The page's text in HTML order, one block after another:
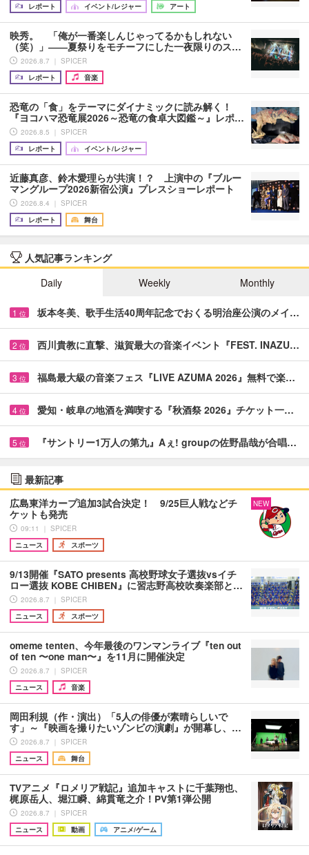
レポート
イベント/レジャー アート
映秀。 「俺が一番楽しんじゃってるかもしれない
（笑）」――夏祭りをモチーフにした一夜限りのス…
2026.8.7 ｜ SPICER
レポート
音楽
恐竜の「食」をテーマにダイナミックに読み解く！
『ヨコハマ恐竜展2026～恐竜の食卓大図鑑～』レポ…
2026.8.5 ｜ SPICER
レポート
イベント/レジャー
近藤真彦、鈴木愛理らが共演！？ 上演中の『ブルー
マングループ2026新宿公演』プレスショーレポート
2026.8.4 ｜ SPICER
レポート
舞台
人気記事ランキング
Daily
Weekly Monthly
1 位 坂本冬美、歌手生活40周年記念でおくる明治座公演のメイ…
2 位 西川貴教に直撃、滋賀最大の音楽イベント『FEST. INAZU…
3 位 福島最大級の音楽フェス『LIVE AZUMA 2026』無料で楽…
4 位 愛知・岐阜の地酒を満喫する『秋酒祭 2026』チケット一…
5 位 『サントリー1万人の第九』Aぇ! groupの佐野晶哉が合唱…
最新記事
広島東洋カープ追加3試合決定！ 9/25巨人戦などチ
ケットも発売
09:11 ｜ SPICER
ニュース
スポーツ
NEW
9/13開催『SATO presents 高校野球女子選抜vsイチ
ロー選抜 KOBE CHIBEN』に習志野高校吹奏楽部と…
2026.8.7 ｜ SPICER
ニュース
スポーツ
omeme tenten、今年最後のワンマンライブ『ten out
of ten 〜one man〜』を11月に開催決定
2026.8.7 ｜ SPICER
ニュース
音楽
岡田利規（作・演出）「5人の俳優が素晴らしいで
す」～『映画を撮りたいゾンビの演劇』が開幕し、…
2026.8.7 ｜ SPICER
ニュース
舞台
TVアニメ『ロメリア戦記』追加キャストに千葉翔也、
梶原岳人、堀江瞬、綿貫竜之介！PV第1弾公開
2026.8.7 ｜ SPICER
ニュース
動画 アニメ/ゲーム